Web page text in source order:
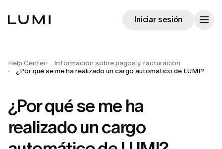
Iniciar sesión
Help Center
Información sobre pagos y facturación
¿Por qué se me ha realizado un cargo automático de LUMI?
¿Por qué se me ha
realizado un cargo